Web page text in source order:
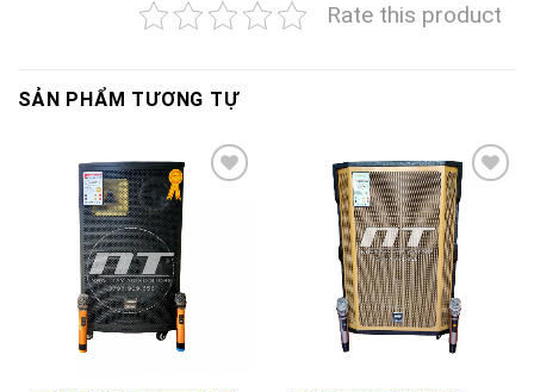
Rate this product
SẢN PHẨM TƯƠNG TỰ
wishlist